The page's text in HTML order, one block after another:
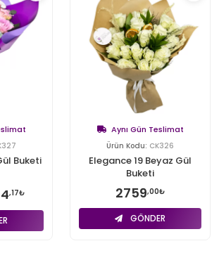
Buketi
,17₺
Aynı Gün Teslimat
Ürün Kodu: CK326
Elegance 19 Beyaz Gül
Buketi
2759,00₺
GÖNDER